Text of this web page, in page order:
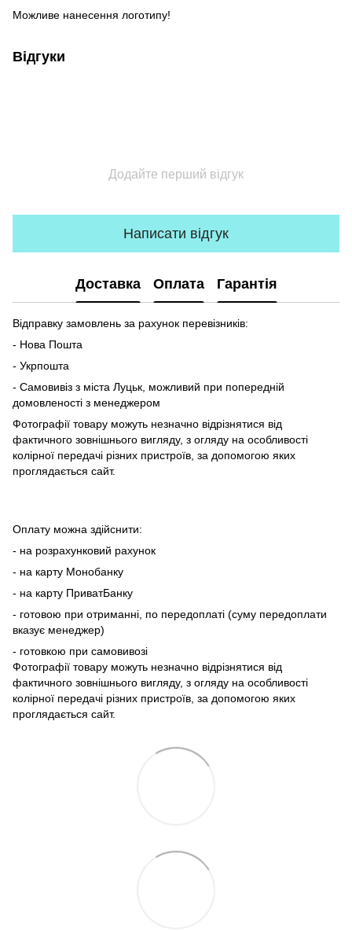
Можливе нанесення логотипу!
Відгуки
Додайте перший відгук
Написати відгук
Доставка Оплата Гарантія
Відправку замовлень за рахунок перевізників:
- Нова Пошта
- Укрпошта
- Самовивіз з міста Луцьк, можливий при попередній
домовленості з менеджером
Фотографії товару можуть незначно відрізнятися від
фактичного зовнішнього вигляду, з огляду на особливості
колірної передачі різних пристроїв, за допомогою яких
проглядається сайт.
Оплату можна здійснити:
- на розрахунковий рахунок
- на карту Монобанку
- на карту ПриватБанку
- готовою при отриманні, по передоплаті (суму передоплати
вказує менеджер)
- готовкою при самовивозі
Фотографії товару можуть незначно відрізнятися від
фактичного зовнішнього вигляду, з огляду на особливості
колірної передачі різних пристроїв, за допомогою яких
проглядається сайт.